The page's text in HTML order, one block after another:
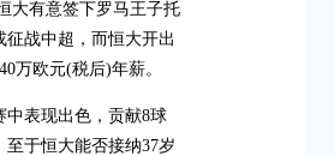
大有意签下罗马王子托
战中超，而恒大开出
万欧元(税后)年薪。
中表现出色，贡献8球
于恒大能否接纳37岁